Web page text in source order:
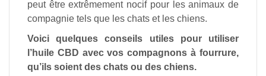
peut être extrêmement nocif pour les animaux de
compagnie tels que les chats et les chiens.
Voici quelques conseils utiles pour utiliser
l’huile CBD avec vos compagnons à fourrure,
qu’ils soient des chats ou des chiens.